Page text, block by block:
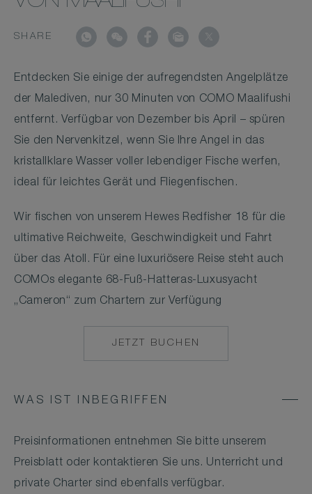
SHARE
Entdecken Sie einige der aufregendsten Angelplätze
der Malediven, nur 30 Minuten von COMO Maalifushi
entfernt. Verfügbar von Dezember bis April – spüren
Sie den Nervenkitzel, wenn Sie Ihre Angel in das
kristallklare Wasser voller lebendiger Fische werfen,
ideal für leichtes Gerät und Fliegenfischen.
Wir fischen von unserem Hewes Redfisher 18 für die
ultimative Reichweite, Geschwindigkeit und Fahrt
über das Atoll. Für eine luxuriösere Reise steht auch
COMOs elegante 68-Fuß-Hatteras-Luxusyacht
„Cameron“ zum Chartern zur Verfügung
JETZT BUCHEN
WAS IST INBEGRIFFEN
Preisinformationen entnehmen Sie bitte unserem
Preisblatt oder kontaktieren Sie uns. Unterricht und
private Charter sind ebenfalls verfügbar.